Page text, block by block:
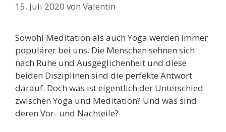
15. Juli 2020 von Valentin
Sowohl Meditation als auch Yoga werden immer
populärer bei uns. Die Menschen sehnen sich
nach Ruhe und Ausgeglichenheit und diese
beiden Disziplinen sind die perfekte Antwort
darauf. Doch was ist eigentlich der Unterschied
zwischen Yoga und Meditation? Und was sind
deren Vor- und Nachteile?